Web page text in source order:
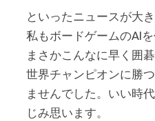
といったニュースが大
私もボードゲームのAI
まさかこんなに早く囲
世界チャンピオンに勝
ませんでした。いい時
じみ思います。